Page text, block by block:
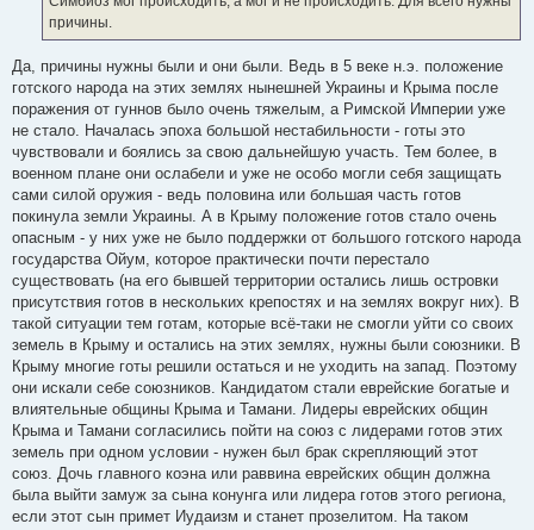
причины.
Да, причины нужны были и они были. Ведь в 5 веке н.э. положение
готского народа на этих землях нынешней Украины и Крыма после
поражения от гуннов было очень тяжелым, а Римской Империи уже
не стало. Началась эпоха большой нестабильности - готы это
чувствовали и боялись за свою дальнейшую участь. Тем более, в
военном плане они ослабели и уже не особо могли себя защищать
сами силой оружия - ведь половина или большая часть готов
покинула земли Украины. А в Крыму положение готов стало очень
опасным - у них уже не было поддержки от большого готского народа
государства Ойум, которое практически почти перестало
существовать (на его бывшей территории остались лишь островки
присутствия готов в нескольких крепостях и на землях вокруг них). В
такой ситуации тем готам, которые всё-таки не смогли уйти со своих
земель в Крыму и остались на этих землях, нужны были союзники. В
Крыму многие готы решили остаться и не уходить на запад. Поэтому
они искали себе союзников. Кандидатом стали еврейские богатые и
влиятельные общины Крыма и Тамани. Лидеры еврейских общин
Крыма и Тамани согласились пойти на союз с лидерами готов этих
земель при одном условии - нужен был брак скрепляющий этот
союз. Дочь главного коэна или раввина еврейских общин должна
была выйти замуж за сына конунга или лидера готов этого региона,
если этот сын примет Иудаизм и станет прозелитом. На таком